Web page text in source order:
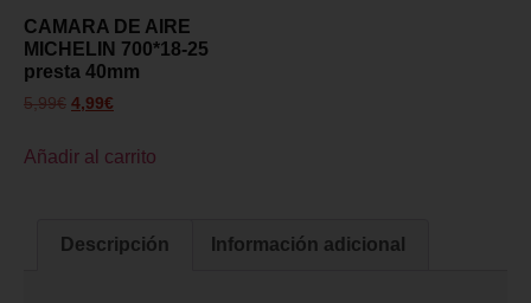
CAMARA DE AIRE
MICHELIN 700*18-25
presta 40mm
5,99€ 4,99€
Añadir al carrito
Descripción Información adicional